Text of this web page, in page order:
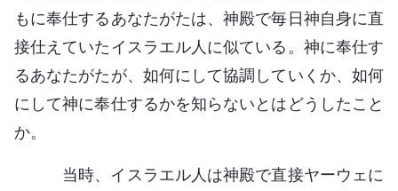
もに奉仕するあなたがたは、神殿で毎日神自身に直
接仕えていたイスラエル人に似ている。神に奉仕す
るあなたがたが、如何にして協調していくか、如何
にして神に奉仕するかを知らないとはどうしたこと
か。
当時、イスラエル人は神殿で直接ヤーウェに